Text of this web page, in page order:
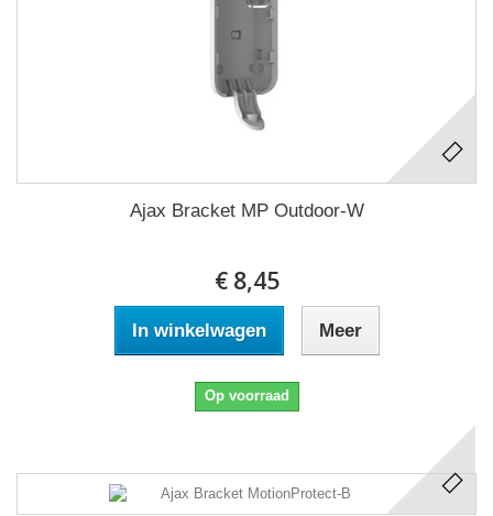
Ajax Bracket MP Outdoor-W
€ 8,45
In winkelwagen Meer
Op voorraad